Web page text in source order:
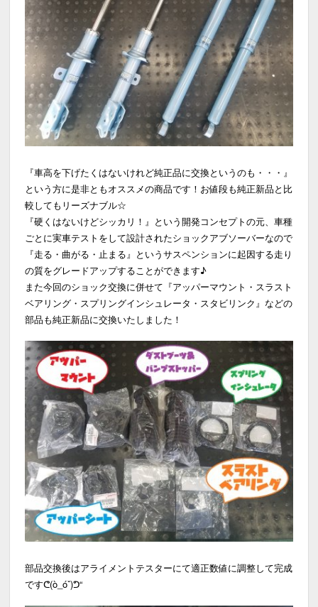
『車高を下げたくはないけれど純正品に交換というのも・・・』
という方に是非ともオススメの商品です！お値段も純正新品と比
較してもリーズナブル☆
『硬くはないけどシッカリ！』という開発コンセプトの元、車種
ごとに実車テストをして設計されたショックアブソーバーなので
『走る・曲がる・止まる』というサスペンションに起因する走り
の質をグレードアップすることができます♪
また今回のショック交換に併せて『アッパーマウント・スラスト
ベアリング・スプリングインシュレータ・スタビリンク』などの
部品も純正新品に交換いたしました！
部品交換後はアライメントテスターにて適正数値に調整して完成
ですᕦ(ò_óˇ)ᕤ“